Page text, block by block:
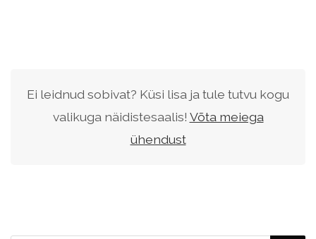
Ei leidnud sobivat? Küsi lisa ja tule tutvu kogu
valikuga näidistesaalis! Võta meiega
ühendust